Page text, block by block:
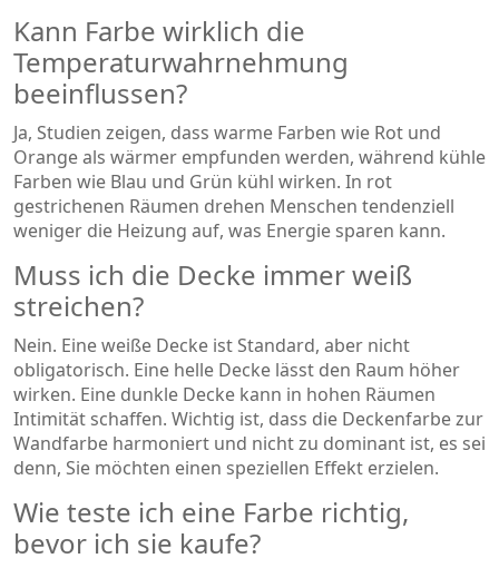
Kann Farbe wirklich die
Temperaturwahrnehmung
beeinflussen?
Ja, Studien zeigen, dass warme Farben wie Rot und
Orange als wärmer empfunden werden, während kühle
Farben wie Blau und Grün kühl wirken. In rot
gestrichenen Räumen drehen Menschen tendenziell
weniger die Heizung auf, was Energie sparen kann.
Muss ich die Decke immer weiß
streichen?
Nein. Eine weiße Decke ist Standard, aber nicht
obligatorisch. Eine helle Decke lässt den Raum höher
wirken. Eine dunkle Decke kann in hohen Räumen
Intimität schaffen. Wichtig ist, dass die Deckenfarbe zur
Wandfarbe harmoniert und nicht zu dominant ist, es sei
denn, Sie möchten einen speziellen Effekt erzielen.
Wie teste ich eine Farbe richtig,
bevor ich sie kaufe?